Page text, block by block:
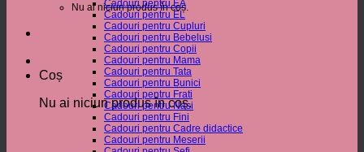
Nu ai niciun produs în coș.
Coș
Nu ai niciun produs în coș.
Cadouri pentru EA
Cadouri pentru EL
Cadouri pentru Cupluri
Cadouri pentru Bebelusi
Cadouri pentru Copii
Cadouri pentru Mama
Cadouri pentru Tata
Cadouri pentru Bunici
Cadouri pentru Frati
Cadouri pentru Nasi
Cadouri pentru Fini
Cadouri pentru Cadre didactice
Cadouri pentru Meserii